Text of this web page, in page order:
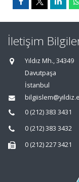
İletişim
Yıldız Mh., 34349
Davutpaşa
İstanbul
0 (212) 383 3431
0 (212) 383 3432
0 (212) 227 3421